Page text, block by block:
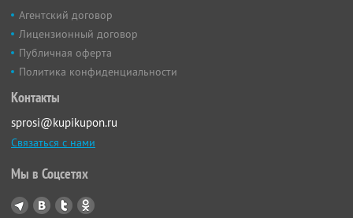
Агентский договор
Лицензионный договор
Публичная оферта
Политика конфиденциальности
Контакты
sprosi@kupikupon.ru
Связаться с нами
Мы в Соцсетях